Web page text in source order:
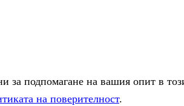
подпомагане на вашия опит в
на поверителност.